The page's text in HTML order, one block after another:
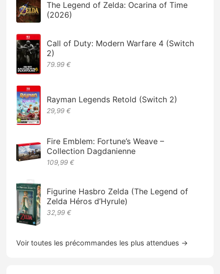
The Legend of Zelda: Ocarina of Time
(2026)
Call of Duty: Modern Warfare 4 (Switch
2)
79.99 €
Rayman Legends Retold (Switch 2)
29,99 €
Fire Emblem: Fortune’s Weave –
Collection Dagdanienne
109,99 €
Figurine Hasbro Zelda (The Legend of
Zelda Héros d’Hyrule)
32,99 €
Voir toutes les précommandes les plus attendues →